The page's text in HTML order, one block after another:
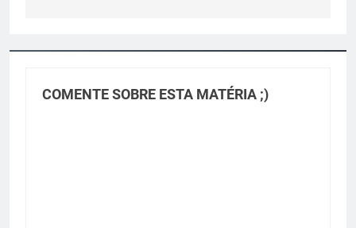
COMENTE SOBRE ESTA MATÉRIA ;)